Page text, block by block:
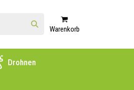
Warenkorb
Drohnen